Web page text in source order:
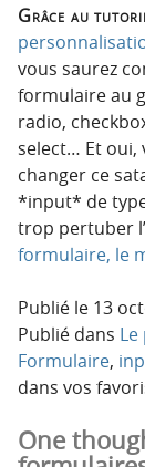
c
i
p
a
l
e
Grâce au
vous saurez
formulaire au
radio,
select… Et oui,
changer ce
*input* de
trop pertuber
formulaire, le
Publié le 13
Publié dans
Formulaire,
dans vos
One